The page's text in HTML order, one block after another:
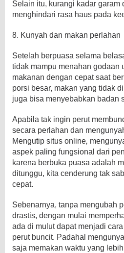
Selain itu, kurangi kadar garam
menghindari rasa haus pada
8. Kunyah dan makan perlahan
Setelah berpuasa selama
tidak mampu menahan godaan
makanan dengan cepat saat
porsi besar, makan yang tidak
juga bisa menyebabkan badan
Apabila tak ingin perut
secara perlahan dan
Mengutip situs online,
aspek paling fungsional dari
karena berbuka puasa adalah
ditunggu, kita cenderung tak
cepat.
Sebenarnya, tanpa mengubah
drastis, dengan mulai
ada di mulut dapat menjadi
perut buncit. Padahal
saja memakan waktu yang